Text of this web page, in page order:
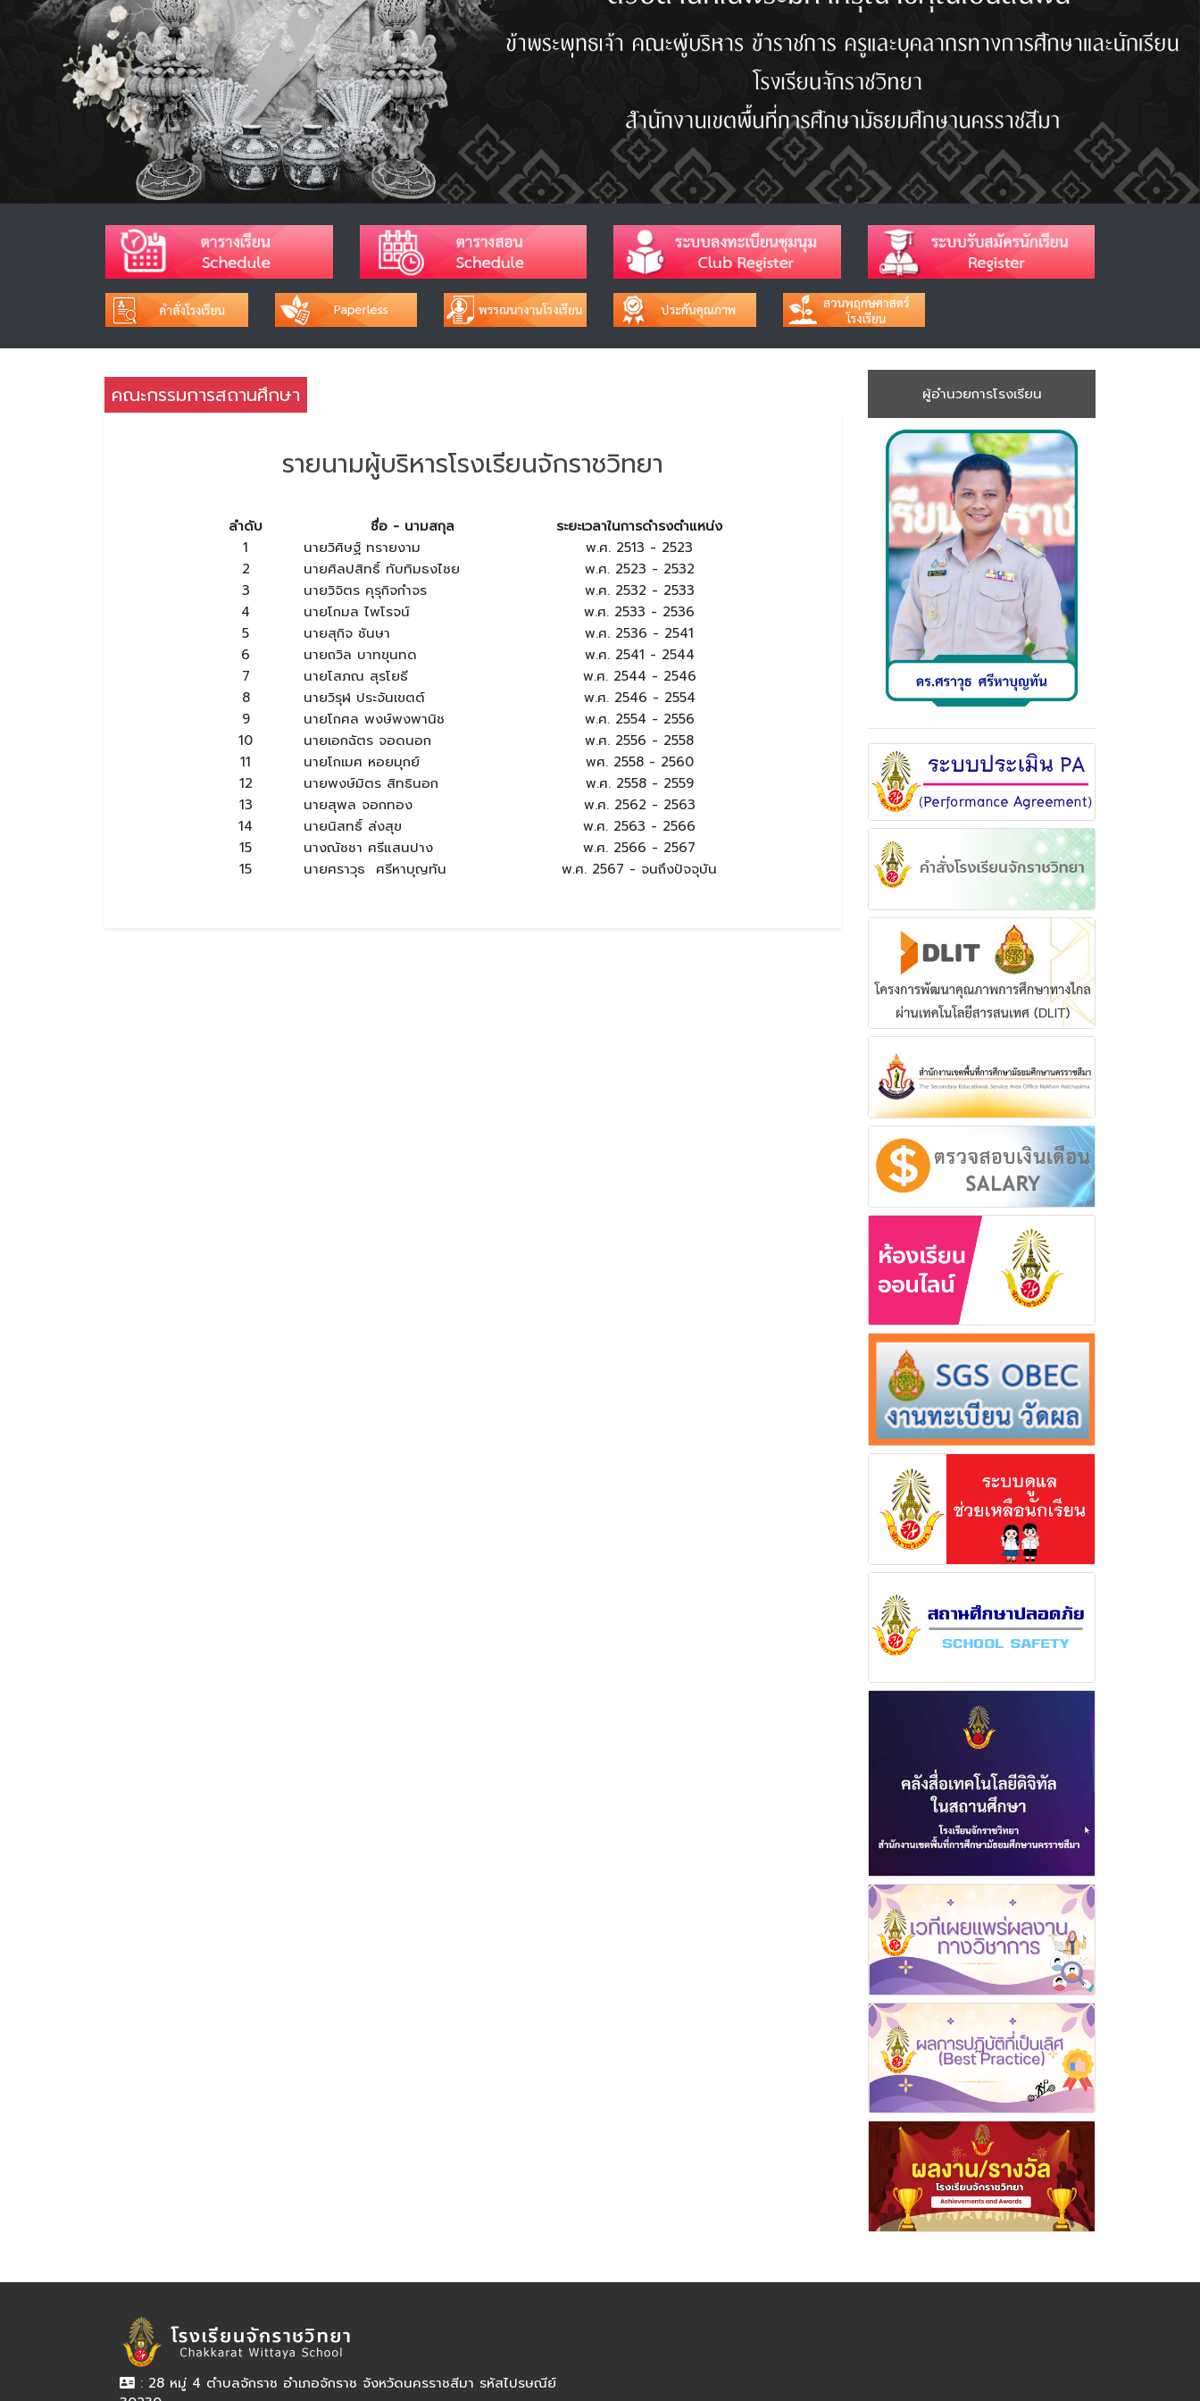
คณะกรรมการสถานศึกษา
รายนามผู้บริหารโรงเรียนจักราชวิทยา
ลำดับ ชื่อ - นามสกุล
ระยะเวลาในการดำรงตำแหน่ง
1
นายวิศิษฐ์ ทรายงาม
พ.ศ. 2513 - 2523
2
นายศิลปสิทธิ์ ทับทิมธงไชย
พ.ศ. 2523 - 2532
3
นายวิจิตร คุรุกิจกำจร
พ.ศ. 2532 - 2533
4
นายโกมล ไพโรจน์
พ.ศ. 2533 - 2536
5
นายสุกิจ ชันษา
พ.ศ. 2536 - 2541
6
นายถวิล บาทขุนทด
พ.ศ. 2541 - 2544
7
นายโสภณ สุรโยธี
พ.ศ. 2544 - 2546
8
นายวิรุฬ ประจันเขตต์
พ.ศ. 2546 - 2554
9
นายโกศล พงษ์พงพานิช
พ.ศ. 2554 - 2556
10
นายเอกฉัตร จอดนอก
พ.ศ. 2556 - 2558
11
นายโกเมศ หอยมุกย์
พศ. 2558 - 2560
12
นายพงษ์มิตร สิทธินอก
พ.ศ. 2558 - 2559
13
นายสุพล จอกทอง
พ.ศ. 2562 - 2563
14
นายนิสทธิ์ ส่งสุข
พ.ศ. 2563 - 2566
15
นางณัชชา ศรีแสนปาง
พ.ศ. 2566 - 2567
15
นายศราวุธ ศรีหาบุญทัน พ.ศ. 2567 - จนถึงปัจจุบัน
ผู้อำนวยการโรงเรียน
: 28 หมู่ 4 ตำบลจักราช อำเภอจักราช จังหวัดนครราชสีมา รหัสไปรษณีย์